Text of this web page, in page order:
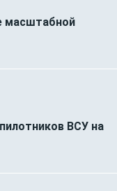
масштабной
ВСУ на